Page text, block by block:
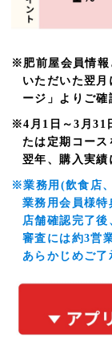
※肥前屋会員情報
いただいた翌
ージ」よりご確
※4月1日～3月31
たは定期コース
翌年、購入実績
※業務用(飲食店
業務用会員様特
店舗確認完了後
審査には約3営
あらかじめご了